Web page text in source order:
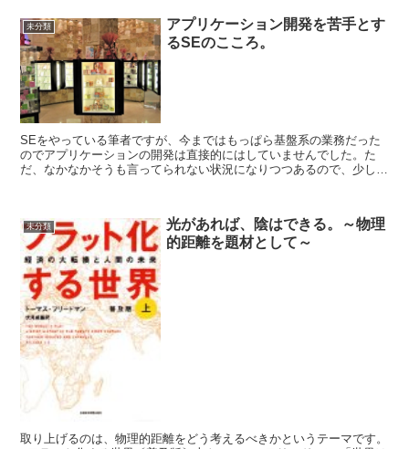
未分類
アプリケーション開発を苦手とす
るSEのこころ。
SEをやっている筆者ですが、今まではもっぱら基盤系の業務だった
のでアプリケーションの開発は直接的にはしていませんでした。た
だ、なかなかそうも言ってられない状況になりつつあるので、少しま
未分類
光があれば、陰はできる。～物理
的距離を題材として～
取り上げるのは、物理的距離をどう考えるべきかというテーマです。